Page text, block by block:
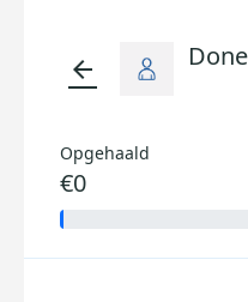
arrow_back
Opgehaald
€0